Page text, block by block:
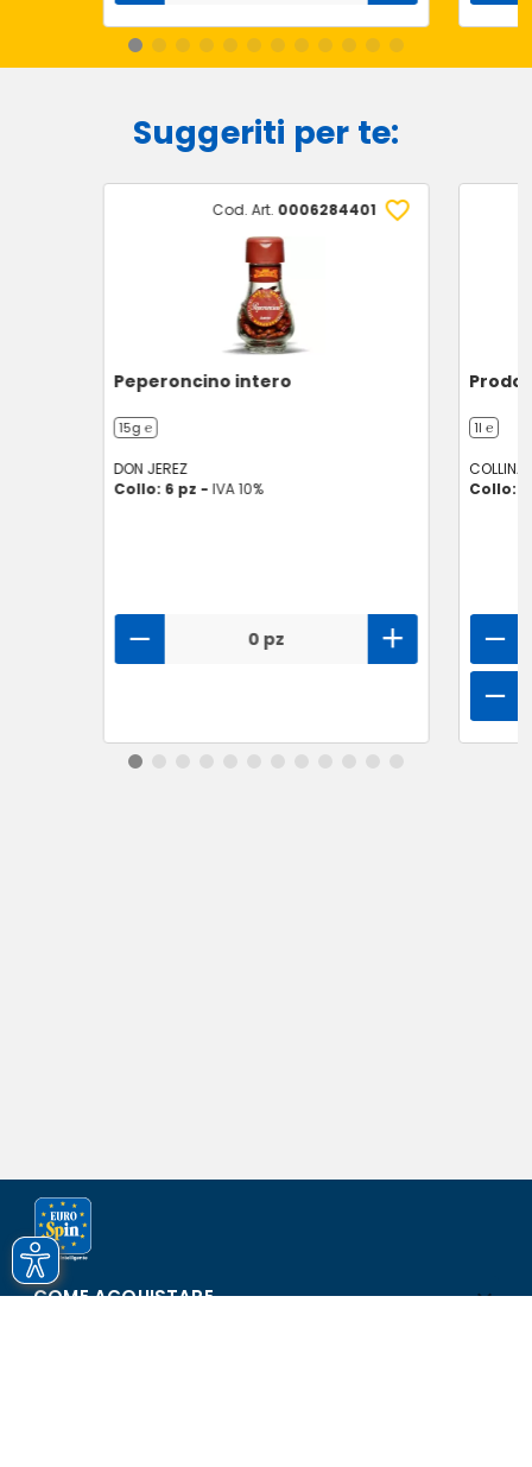
Suggeriti per te:
Cod. Art. 0006284401
Peperoncino intero
15g ℮
DON JEREZ
Collo: 6 pz - IVA 10%
0 pz
1l ℮
COLLINA
Collo:
COME ACQUISTARE